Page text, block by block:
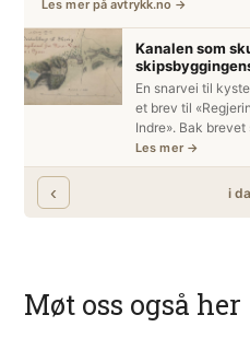
Møt oss også her